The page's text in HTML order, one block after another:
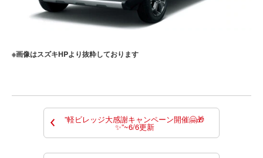
※画像はスズキHPより抜粋しております
”軽ビレッジ大感謝キャンペーン開催🤗🎁
✨”~6/6更新